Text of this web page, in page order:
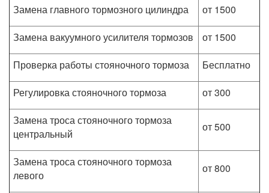
Замена главного тормозного цилиндра
от 1500
Замена вакуумного усилителя тормозов
от 1500
Проверка работы стояночного тормоза
Бесплатно
Регулировка стояночного тормоза
от 300
Замена троса стояночного тормоза
центральный
от 500
Замена троса стояночного тормоза
левого
от 800